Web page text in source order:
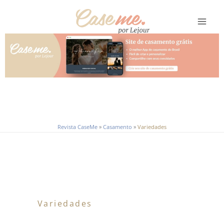
conteúdo
Revista CaseMe » Casamento » Variedades
Variedades